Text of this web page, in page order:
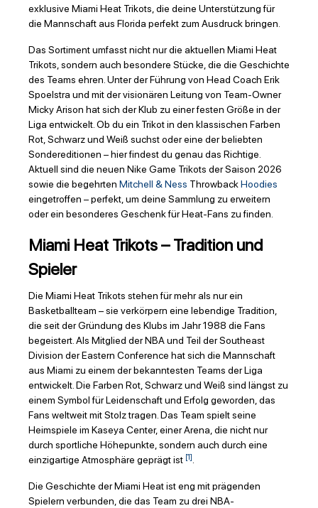
exklusive Miami Heat Trikots, die deine Unterstützung für
die Mannschaft aus Florida perfekt zum Ausdruck bringen.
Das Sortiment umfasst nicht nur die aktuellen Miami Heat
Trikots, sondern auch besondere Stücke, die die Geschichte
des Teams ehren. Unter der Führung von Head Coach Erik
Spoelstra und mit der visionären Leitung von Team-Owner
Micky Arison hat sich der Klub zu einer festen Größe in der
Liga entwickelt. Ob du ein Trikot in den klassischen Farben
Rot, Schwarz und Weiß suchst oder eine der beliebten
Sondereditionen – hier findest du genau das Richtige.
Aktuell sind die neuen Nike Game Trikots der Saison 2026
sowie die begehrten Mitchell & Ness ThrowbackHoodies
eingetroffen – perfekt, um deine Sammlung zu erweitern
oder ein besonderes Geschenk für Heat-Fans zu finden.
Miami Heat Trikots – Tradition und
Spieler
Die Miami Heat Trikots stehen für mehr als nur ein
Basketballteam – sie verkörpern eine lebendige Tradition,
die seit der Gründung des Klubs im Jahr 1988 die Fans
begeistert. Als Mitglied der NBA und Teil der Southeast
Division der Eastern Conference hat sich die Mannschaft
aus Miami zu einem der bekanntesten Teams der Liga
entwickelt. Die Farben Rot, Schwarz und Weiß sind längst zu
einem Symbol für Leidenschaft und Erfolg geworden, das
Fans weltweit mit Stolz tragen. Das Team spielt seine
Heimspiele im Kaseya Center, einer Arena, die nicht nur
durch sportliche Höhepunkte, sondern auch durch eine
einzigartige Atmosphäre geprägt ist [1].
Die Geschichte der Miami Heat ist eng mit prägenden
Spielern verbunden, die das Team zu drei NBA-